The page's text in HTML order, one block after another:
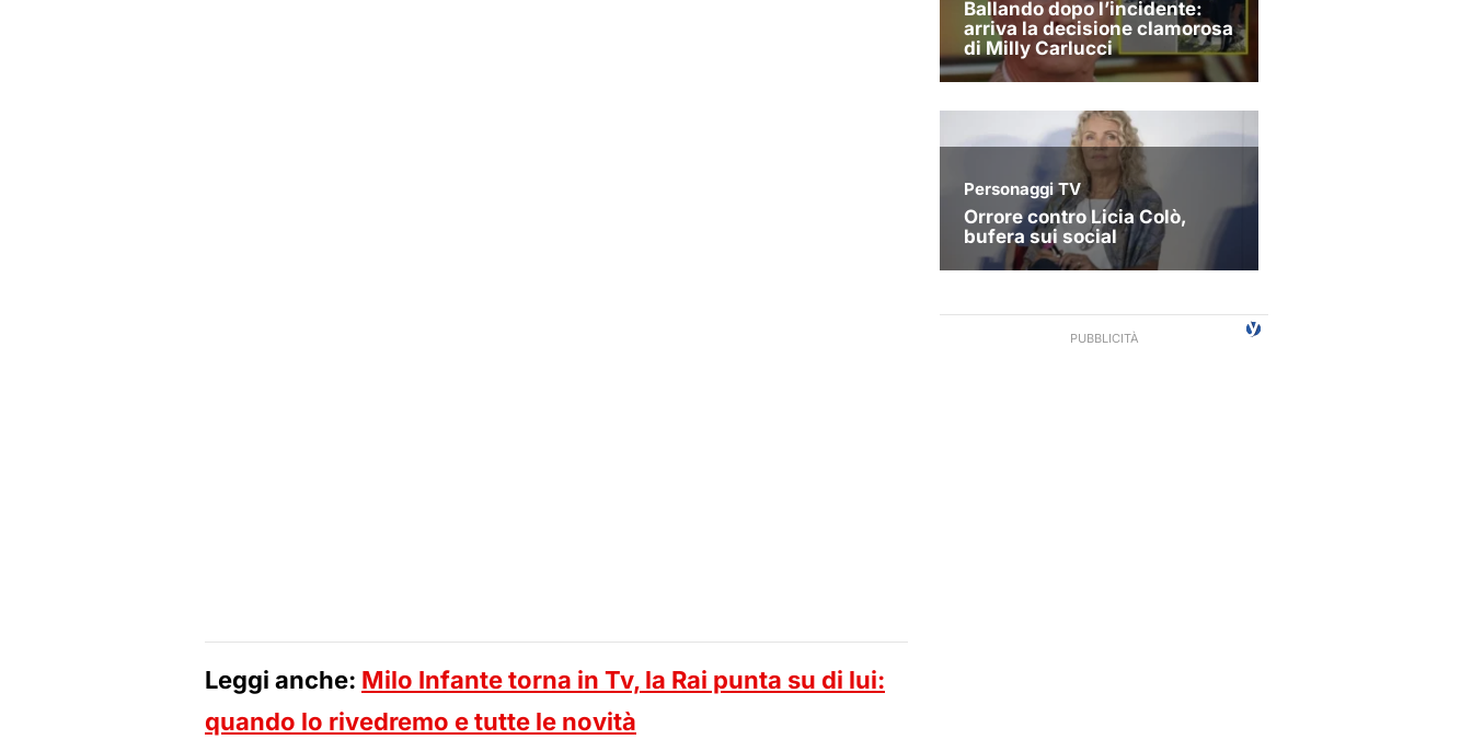
Leggi anche: Milo Infante torna in Tv, la Rai punta su di lui:
quando lo rivedremo e tutte le novità